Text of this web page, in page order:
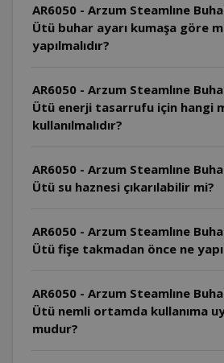
AR6050 - Arzum Steamlıne
Ütü buhar ayarı kumaşa göre mi
yapılmalıdır?
AR6050 - Arzum Steamlıne
Ütü enerji tasarrufu için hangi
kullanılmalıdır?
AR6050 - Arzum Steamlıne
Ütü su haznesi çıkarılabilir mi?
AR6050 - Arzum Steamlıne
Ütü fişe takmadan önce ne
AR6050 - Arzum Steamlıne
Ütü nemli ortamda kullanıma
mudur?